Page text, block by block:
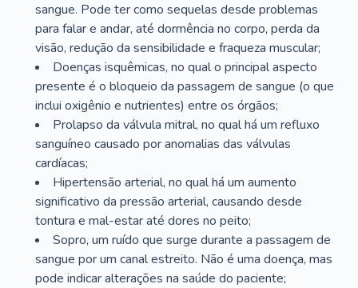
sangue. Pode ter como sequelas desde problemas
para falar e andar, até dormência no corpo, perda da
visão, redução da sensibilidade e fraqueza muscular;
Doenças isquêmicas, no qual o principal aspecto
presente é o bloqueio da passagem de sangue (o que
inclui oxigênio e nutrientes) entre os órgãos;
Prolapso da válvula mitral, no qual há um refluxo
sanguíneo causado por anomalias das válvulas
cardíacas;
Hipertensão arterial, no qual há um aumento
significativo da pressão arterial, causando desde
tontura e mal-estar até dores no peito;
Sopro, um ruído que surge durante a passagem de
sangue por um canal estreito. Não é uma doença, mas
pode indicar alterações na saúde do paciente;